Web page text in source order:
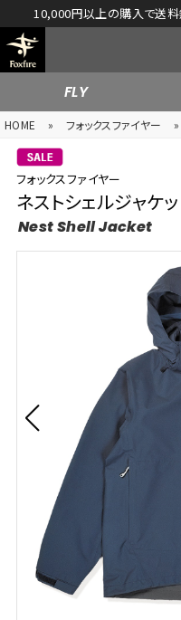
10,000円以上の購入で送料
FLY
HOME » フォックスファイヤー »
フォックスファイヤー
ネストシェルジャケ
Nest Shell Jacket